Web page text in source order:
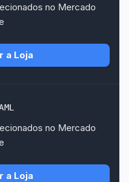
no Mercado
a Loja
no Mercado
a Loja